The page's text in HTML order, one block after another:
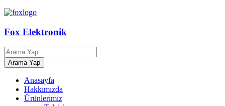
Fox Elektronik
Anasayfa
Hakkımızda
Ürünlerimiz